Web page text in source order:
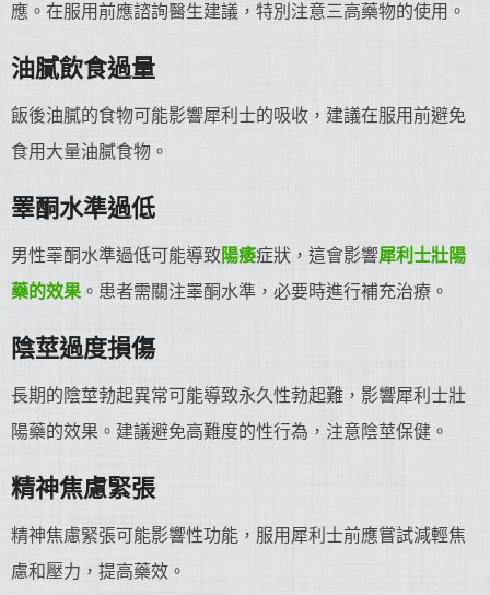
應。在服用前應諮詢醫生建議，特別注意三高藥物的使用。
油膩飲食過量
飯後油膩的食物可能影響犀利士的吸收，建議在服用前避免
食用大量油膩食物。
睪酮水準過低
男性睪酮水準過低可能導致 陽痿症狀，這會影響犀利士壯陽
藥的效果。患者需關注睪酮水準，必要時進行補充治療。
陰莖過度損傷
長期的陰莖勃起異常可能導致永久性勃起難，影響犀利士壯
陽藥的效果。建議避免高難度的性行為，注意陰莖保健。
精神焦慮緊張
精神焦慮緊張可能影響性功能，服用犀利士前應嘗試減輕焦
慮和壓力，提高藥效。